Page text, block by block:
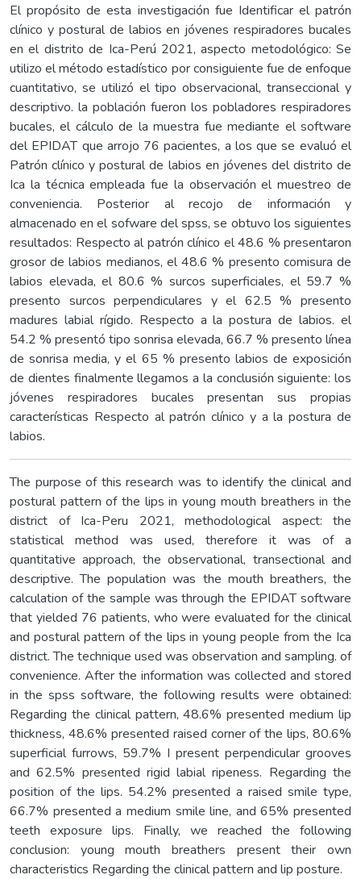
El propósito de esta investigación fue Identificar el patrón
clínico y postural de labios en jóvenes respiradores bucales
en el distrito de Ica-Perú 2021, aspecto metodológico: Se
utilizo el método estadístico por consiguiente fue de enfoque
cuantitativo, se utilizó el tipo observacional, transeccional y
descriptivo. la población fueron los pobladores respiradores
bucales, el cálculo de la muestra fue mediante el software
del EPIDAT que arrojo 76 pacientes, a los que se evaluó el
Patrón clínico y postural de labios en jóvenes del distrito de
Ica la técnica empleada fue la observación el muestreo de
conveniencia. Posterior al recojo de información y
almacenado en el sofware del spss, se obtuvo los siguientes
resultados: Respecto al patrón clínico el 48.6 % presentaron
grosor de labios medianos, el 48.6 % presento comisura de
labios elevada, el 80.6 % surcos superficiales, el 59.7 %
presento surcos perpendiculares y el 62.5 % presento
madures labial rígido. Respecto a la postura de labios. el
54.2 % presentó tipo sonrisa elevada, 66.7 % presento línea
de sonrisa media, y el 65 % presento labios de exposición
de dientes finalmente llegamos a la conclusión siguiente: los
jóvenes respiradores bucales presentan sus propias
características Respecto al patrón clínico y a la postura de
labios.
The purpose of this research was to identify the clinical and
postural pattern of the lips in young mouth breathers in the
district of Ica-Peru 2021, methodological aspect: the
statistical method was used, therefore it was of a
quantitative approach, the observational, transectional and
descriptive. The population was the mouth breathers, the
calculation of the sample was through the EPIDAT software
that yielded 76 patients, who were evaluated for the clinical
and postural pattern of the lips in young people from the Ica
district. The technique used was observation and sampling. of
convenience. After the information was collected and stored
in the spss software, the following results were obtained:
Regarding the clinical pattern, 48.6% presented medium lip
thickness, 48.6% presented raised corner of the lips, 80.6%
superficial furrows, 59.7% I present perpendicular grooves
and 62.5% presented rigid labial ripeness. Regarding the
position of the lips. 54.2% presented a raised smile type,
66.7% presented a medium smile line, and 65% presented
teeth exposure lips. Finally, we reached the following
conclusion: young mouth breathers present their own
characteristics Regarding the clinical pattern and lip posture.